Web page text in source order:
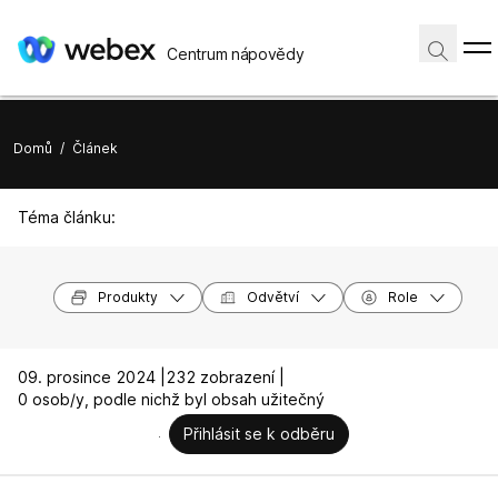
Centrum nápovědy
Domů / Článek
Téma článku:
Produkty Odvětví Role
09. prosince 2024 |
232 zobrazení |
0 osob/y, podle nichž byl obsah užitečný
Přihlásit se k odběru